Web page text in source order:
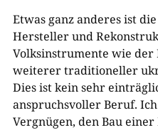
Etwas ganz anderes ist
Hersteller und
Volksinstrumente wie der
weiterer traditioneller
Dies ist kein sehr
anspruchsvoller Beruf.
Vergnügen, den Bau